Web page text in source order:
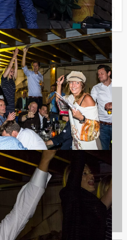
Favoriet
uitjes